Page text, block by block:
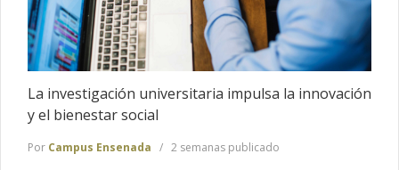
La investigación universitaria impulsa la innovación
y el bienestar social
Por Campus Ensenada 2 semanas publicado